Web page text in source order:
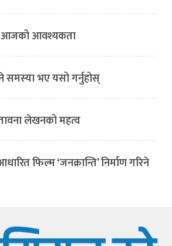
आजको आवश्यकता
समस्या भए यसो गर्नुहोस्
लेखनको महत्व
फिल्म ‘जनक्रान्ति’ निर्माण गरिने